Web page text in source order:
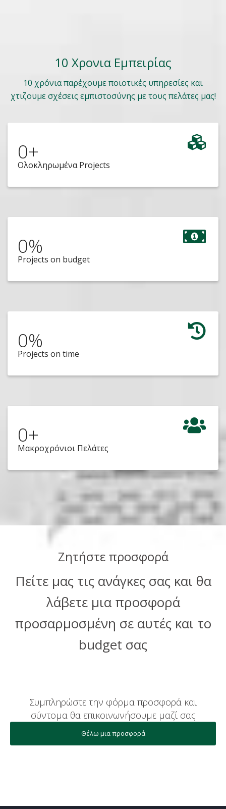
10 Χρονια Εμπειρίας
10 χρόνια παρέχουμε ποιοτικές υπηρεσίες και
χτιζουμε σχέσεις εμπιστοσύνης με τους πελάτες μας!
0+
Ολοκληρωμένα Projects
0%
Projects on budget
0%
Projects on time
0+
Μακροχρόνιοι Πελάτες
Ζητήστε προσφορά
Πείτε μας τις ανάγκες σας και θα
λάβετε μια προσφορά
προσαρμοσμένη σε αυτές και το
budget σας
Συμπληρώστε την φόρμα προσφορά και
σύντομα θα επικοινωνήσουμε μαζί σας
Θέλω μια προσφορά